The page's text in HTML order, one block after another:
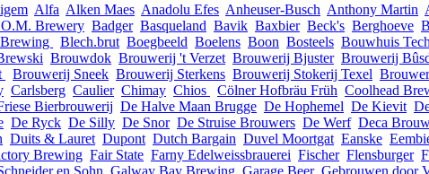
Alfa Alken Maes Anadolu Efes Anheuser-Busch Anthony Martin
Brewery Badger Basqueland Bavik Baxbier Beck's Berghoeve
Blech.brut Boegbeeld Boelens Boon Bosteels Bouwhuis
Brouwdok Brouwerij 't Verzet Brouwerij Bjuster Brouwerij
Brouwerij Sneek Brouwerij Sterkens Brouwerij Stokerij Texel
Carlsberg Caulier Chimay Chios Cölner Hofbräu Früh Coolhead
Bierbrouwerij De Halve Maan Brugge De Hophemel De Kievit
De Ryck De Silly De Snor De Struise Brouwers De Werf Deca
Duits & Lauret Dupont Dutch Bargain Duvel Moortgat Eanske
Brewing Fair State Farny Edelweissbrauerei Fischer Flensburger
en Sohn Galway Bay Brewing Garage Beer Gebrouwen door